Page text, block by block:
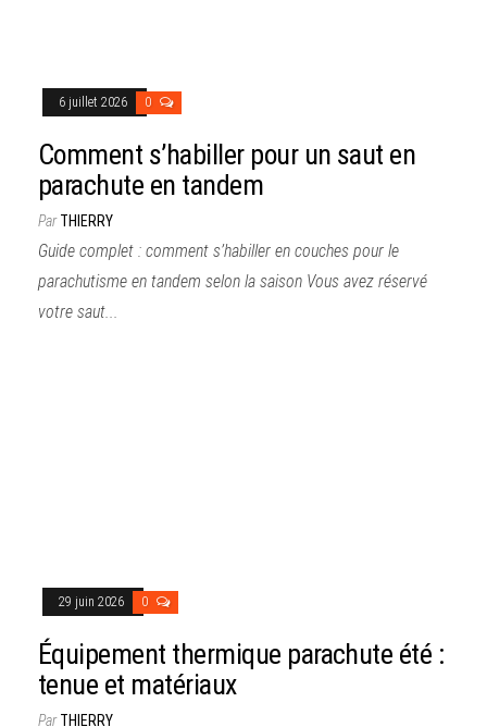
6 juillet 2026 0
Comment s’habiller pour un saut en
parachute en tandem
ParTHIERRY
Guide complet : comment s’habiller en couches pour le
parachutisme en tandem selon la saison Vous avez réservé
votre saut...
29 juin 2026 0
Équipement thermique parachute été :
tenue et matériaux
ParTHIERRY